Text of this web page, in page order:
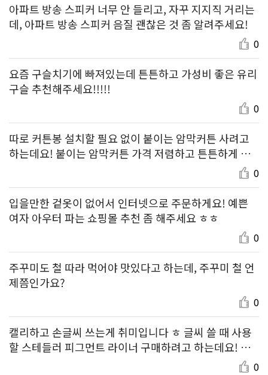
아파트 방송 스피커 너무 안 들리고, 자꾸 지지직 거리는
데, 아파트 방송 스피커 음질 괜찮은 것 좀 알려주세요!
0
요즘 구슬치기에 빠져있는데 튼튼하고 가성비 좋은 유리
구슬 추천해주세요!!!!!
0
따로 커튼봉 설치할 필요 없이 붙이는 암막커튼 사려고
하는데요! 붙이는 암막커튼 가격 저렴하고 튼튼하게 잘
0
입을만한 겉옷이 없어서 인터넷으로 주문하게요! 예쁜
여자 아우터 파는 쇼핑몰 추천 좀 해주세요 ㅎㅎ
0
주꾸미도 철 따라 먹어야 맛있다고 하는데, 주꾸미 철 언
제쯤인가요?
0
캘리하고 손글씨 쓰는게 취미입니다 ㅎ 글씨 쓸 때 사용
할 스테들러 피그먼트 라이너 구매하려고 하는데요! 구
0